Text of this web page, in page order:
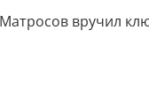
вручил